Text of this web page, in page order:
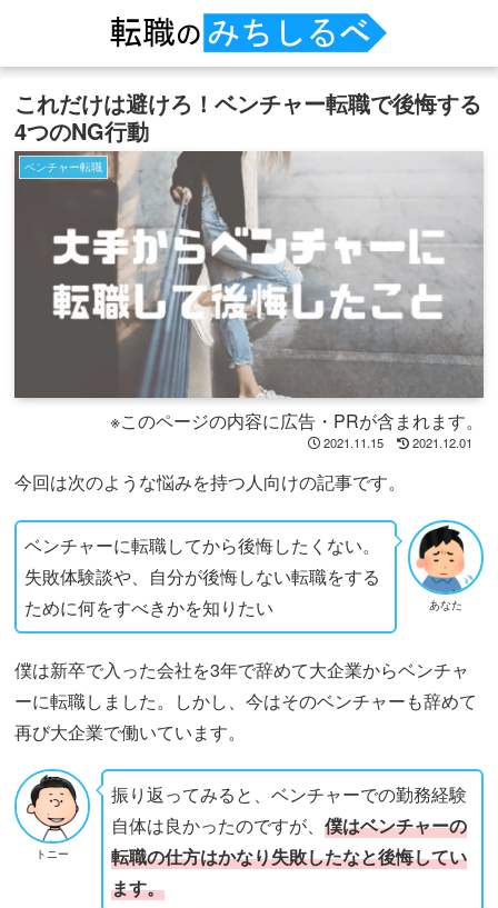
これだけは避けろ！ベンチャー転職で後悔する
4つのNG行動
ベンチャー転職
※このページの内容に広告・PRが含まれます。
2021.11.15 2021.12.01
今回は次のような悩みを持つ人向けの記事です。
あなた
ベンチャーに転職してから後悔したくない。
失敗体験談や、自分が後悔しない転職をする
ために何をすべきかを知りたい
僕は新卒で入った会社を3年で辞めて大企業からベンチャ
ーに転職しました。しかし、今はそのベンチャーも辞めて
再び大企業で働いています。
トニー
振り返ってみると、ベンチャーでの勤務経験
自体は良かったのですが、 僕はベンチャーの
転職の仕方はかなり失敗したなと後悔してい
ます。